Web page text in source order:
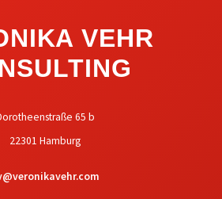
VEHR
65 b
22301 Hamburg